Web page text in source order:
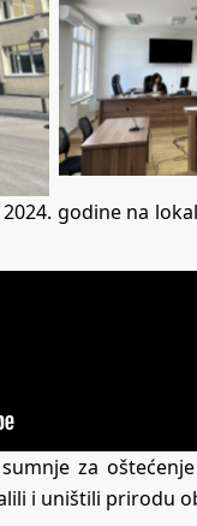
godine na
za
i uništili prirodu